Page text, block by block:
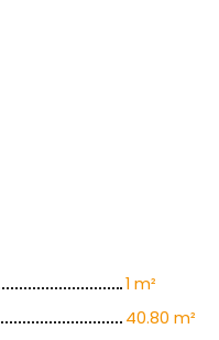
1 m²
40.80 m²